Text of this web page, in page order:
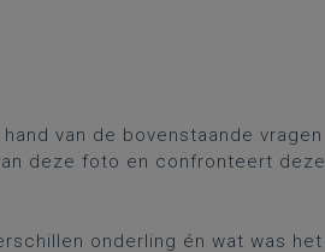
van de bovenstaande vragen
deze foto en confronteert deze
onderling én wat was het